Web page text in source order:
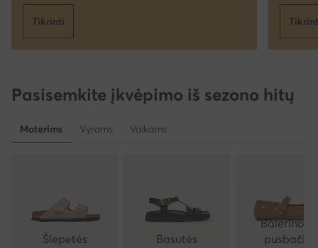
Tikrinti
Pasisemkite įkvėpimo iš sezono hitų
Moterims Vyrams Vaikams
Šlepetės Basutės
Balerinos ir
pusbačiai